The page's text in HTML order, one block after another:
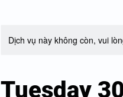
Dịch vụ này không còn, vui
Tuesday